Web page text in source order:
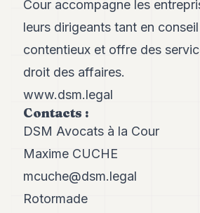
Cour accompagne les
leurs dirigeants tant en conseil
contentieux et offre des
droit des affaires.
www.dsm.legal
Contacts :
DSM Avocats à la Cour
Maxime CUCHE
mcuche@dsm.legal
Rotormade